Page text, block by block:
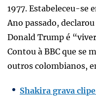
1977. Estabeleceu-se
Ano passado,
Donald Trump é
Contou à BBC que se
outros colombianos,
Shakira grava